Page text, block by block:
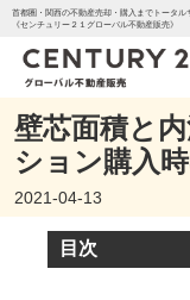
首都圏・関西の不動産売却・購入までトータル
《センチュリー２１グローバル不動産販売》
壁芯面積と
ション購入
2021-04-13
目次